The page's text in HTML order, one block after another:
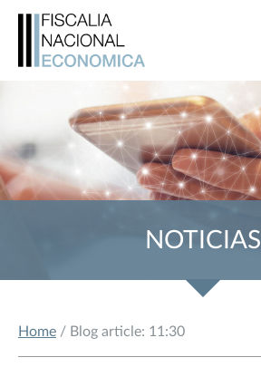
NOTICIAS
Home / Blog article: 11:30